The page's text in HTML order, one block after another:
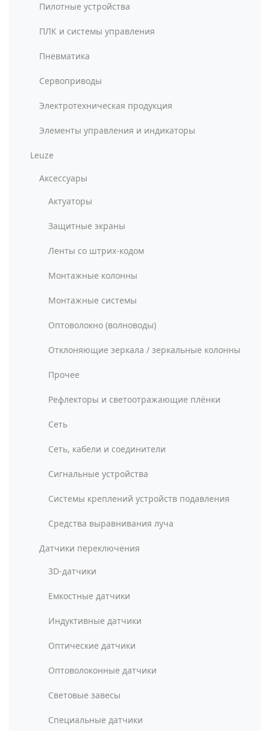
Пилотные устройства
ПЛК и системы управления
Пневматика
Сервоприводы
Электротехническая продукция
Элементы управления и индикаторы
Leuze
Аксессуары
Актуаторы
Защитные экраны
Ленты со штрих-кодом
Монтажные колонны
Монтажные системы
Оптоволокно (волноводы)
Отклоняющие зеркала / зеркальные колонны
Прочее
Рефлекторы и светоотражающие плёнки
Сеть
Сеть, кабели и соединители
Сигнальные устройства
Системы креплений устройств подавления
Средства выравнивания луча
Датчики переключения
3D-датчики
Емкостные датчики
Индуктивные датчики
Оптические датчики
Оптоволоконные датчики
Световые завесы
Специальные датчики